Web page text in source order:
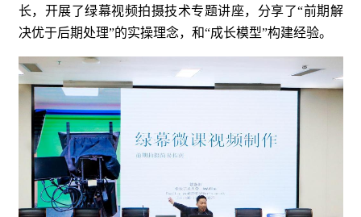
长，开展了绿幕视频拍摄技术专题讲座，分享了“前期解
决优于后期处理”的实操理念，和“成长模型”构建经验。